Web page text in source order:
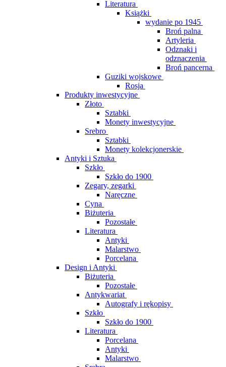
Literatura
Książki
wydanie po 1945
Broń palna
Artyleria
Odznaki i
odznaczenia
Broń pancerna
Guziki wojskowe
Rosja
Produkty inwestycyjne
Złoto
Sztabki
Monety inwestycyjne
Srebro
Sztabki
Monety kolekcjonerskie
Antyki i Sztuka
Szkło
Szkło do 1900
Zegary, zegarki
Naręczne
Cyna
Biżuteria
Pozostałe
Literatura
Antyki
Malarstwo
Porcelana
Design i Antyki
Biżuteria
Pozostałe
Antykwariat
Autografy i rękopisy
Szkło
Szkło do 1900
Literatura
Porcelana
Antyki
Malarstwo